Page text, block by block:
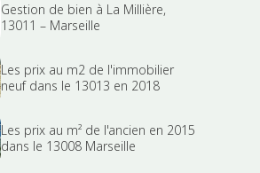
Gestion de bien à La Millière,
13011 – Marseille
Les prix au m2 de l'immobilier
neuf dans le 13013 en 2018
Les prix au m² de l'ancien en 2015
dans le 13008 Marseille